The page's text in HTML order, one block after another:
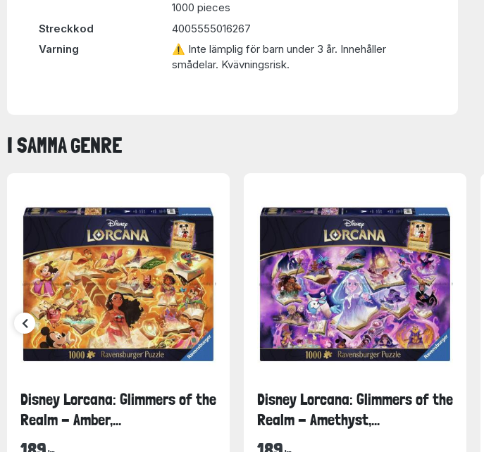
1000 pieces
Streckkod
4005555016267
Varning
⚠ Inte lämplig för barn under 3 år. Innehåller
smådelar. Kvävningsrisk.
I SAMMA GENRE
Disney Lorcana: Glimmers of the
Realm - Amber,...
Disney Lorcana: Glimmers of the
Realm - Amethyst,...